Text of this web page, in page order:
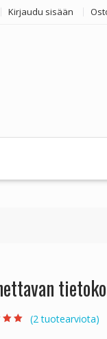
Kirjaudu sisään
(2 tuotearviota)